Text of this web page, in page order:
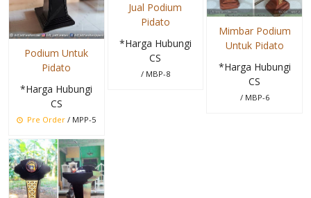
Podium Untuk
Pidato
*Harga Hubungi
CS
Pre Order / MPP-5
Jual Podium
Pidato
*Harga Hubungi
CS
/ MBP-8
Mimbar Podium
Untuk Pidato
*Harga Hubungi
CS
/ MBP-6